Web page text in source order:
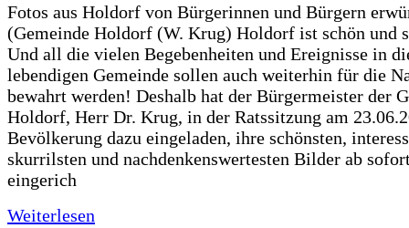
Fotos aus Holdorf von Bürgerinnen und Bürgern
(Gemeinde Holdorf (W. Krug) Holdorf ist schön und
Und all die vielen Begebenheiten und Ereignisse in
lebendigen Gemeinde sollen auch weiterhin für die
bewahrt werden! Deshalb hat der Bürgermeister der
Holdorf, Herr Dr. Krug, in der Ratssitzung am
Bevölkerung dazu eingeladen, ihre schönsten,
skurrilsten und nachdenkenswertesten Bilder ab
eingerich
Weiterlesen